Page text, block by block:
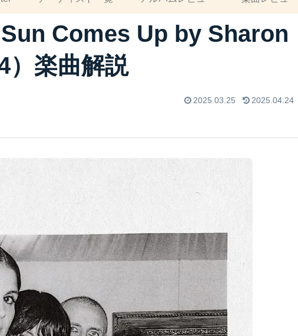
Comes Up by Sharon
）楽曲解説
2025.03.25 2025.04.24